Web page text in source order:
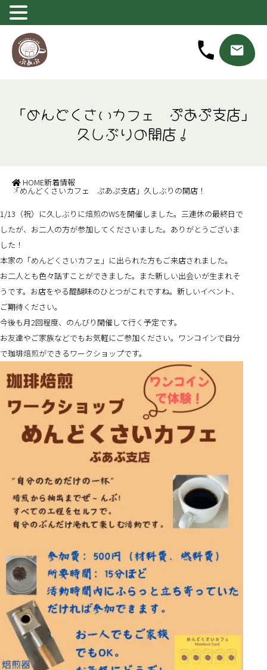
「めんどくさいカフェ ぷあぷ支店」
久しぶりの開店！
HOME新着情報
「めんどくさいカフェ ぷあぷ支店」久しぶりの開店！
1/13（祝）に久しぶりに焙煎のWSを開催しました。三連休の最終日で
したが、お二人の方が参加してくださいました。ありがとうございま
した！
本家の「めんどくさいカフェ」に出られた方もご来店されました。
お二人とも色々話すことができました。また新しい出会いが生まれそ
うです。お店をやる醍醐味のひとつがこれですね。新しいイベント、
ご期待ください。
今後も月2回程度、のんびり開催して行く予定です。
お友達やご家族などでもお気軽にご参加ください。ワンコインで自分
で珈琲焙煎ができるワークショップです。